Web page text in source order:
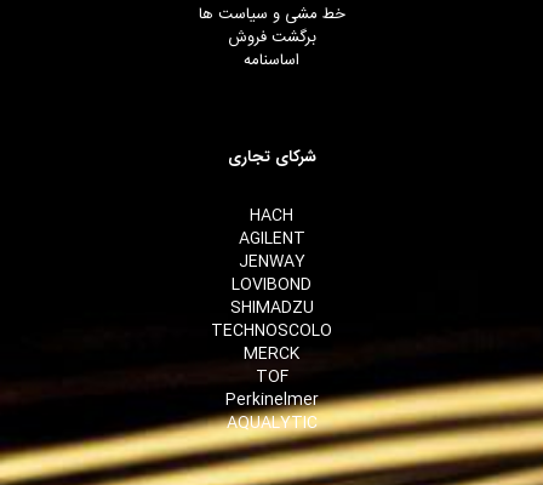
خط مشی و سیاست ها
برگشت فروش
اساسنامه
شرکای تجاری
HACH
AGILENT
JENWAY
LOVIBOND
SHIMADZU
TECHNOSCOLO
MERCK
TOF
Perkinelmer
AQUALYTIC